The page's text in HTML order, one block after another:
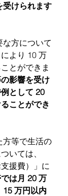
受けられます
方について
より 10 万
とができま
影響を受け
として 20
ことができ
いては、
援費）」に
は月 20 万
15 万円以内